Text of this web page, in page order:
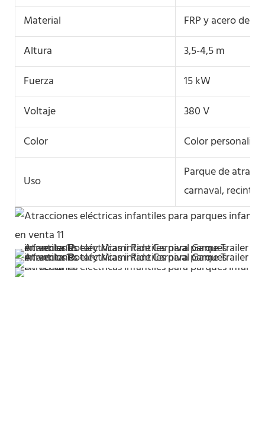
Material
FRP y acero de
Altura
3,5-4,5 m
Fuerza
15 kW
Voltaje
380 V
Color
Color
Uso
Parque de
carnaval, recinto